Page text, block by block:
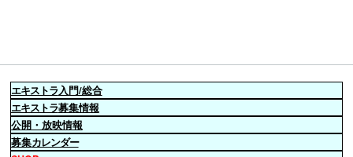
エキストラ入門/総合
エキストラ募集情報
公開・放映情報
募集カレンダー